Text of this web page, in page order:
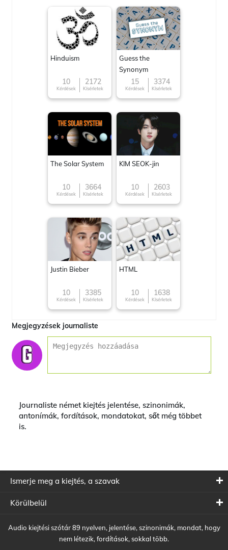
Hinduism
10
Kérdések
2172
Kísérletek
Guess the
Synonym
15
Kérdések
3374
Kísérletek
The Solar System
10
Kérdések
3664
Kísérletek
KIM SEOK-jin
10
Kérdések
2603
Kísérletek
Justin Bieber
10
Kérdések
3385
Kísérletek
HTML
10
Kérdések
1638
Kísérletek
Megjegyzések journaliste
Journaliste német kiejtés jelentése, szinonimák,
antonímák, fordítások, mondatokat, sőt még többet
is.
Ismerje meg a kiejtés, a szavak
Körülbelül
Audio kiejtési szótár 89 nyelven, jelentése, szinonimák, mondat, hogy
nem létezik, fordítások, sokkal több.